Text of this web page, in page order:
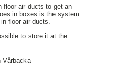
floor air-ducts to get an
in boxes is the system
floor air-ducts.
to store it at the
Vårbacka